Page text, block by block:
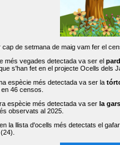
cap de setmana de maig vam fer el
més vegades detectada va ser el
s'han fet en el projecte Ocells dels
espècie més detectada va ser la
46 censos.
espècie més detectada va ser la
observats al 2025.
la llista d'ocells més detectats el